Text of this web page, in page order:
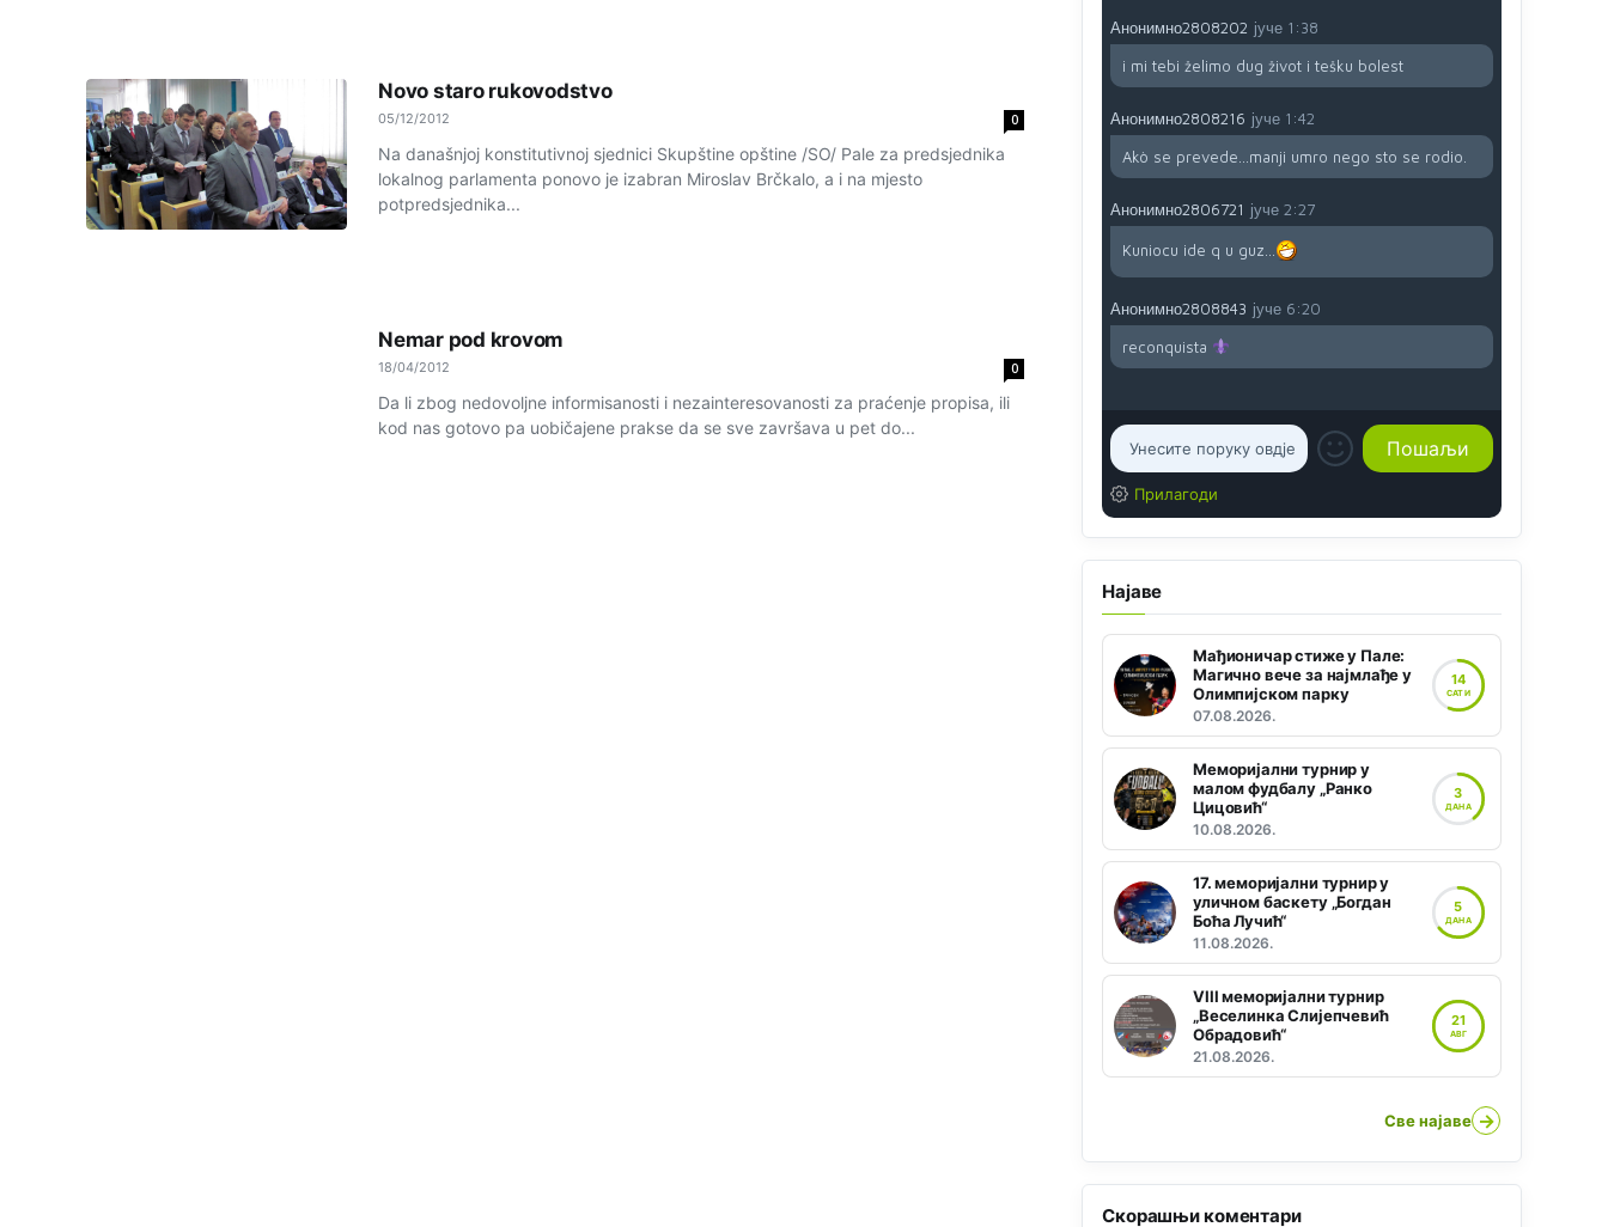
Novo staro rukovodstvo
05/12/2012 0
Na današnjoj konstitutivnoj sjednici Skupštine opštine /SO/ Pale za predsjednika
lokalnog parlamenta ponovo je izabran Miroslav Brčkalo, a i na mjesto
potpredsjednika...
Nemar pod krovom
18/04/2012 0
Da li zbog nedovoljne informisanosti i nezainteresovanosti za praćenje propisa, ili
kod nas gotovo pa uobičajene prakse da se sve završava u pet do...
Анонимно2808202 јуче 1:38
i mi tebi želimo dug život i tešku bolest
Анонимно2808216 јуче 1:42
Akò se prevede...manji umro nego sto se rodio.
Анонимно2806721 јуче 2:27
Kuniocu ide q u guz...
Анонимно2808843 јуче 6:20
reconquista
Прилагоди
Најаве
Мађионичар стиже у Пале:
Магично вече за најмлађе у
Олимпијском парку
07.08.2026.
14
САТИ
Меморијални турнир у
малом фудбалу „Ранко
Цицовић“
10.08.2026.
3
ДАНА
17. меморијални турнир у
уличном баскету „Богдан
Боћа Лучић“
11.08.2026.
5
ДАНА
VIII меморијални турнир
„Веселинка Слијепчевић
Обрадовић“
21.08.2026.
21
АВГ
Све најаве →
Скорашњи коментари